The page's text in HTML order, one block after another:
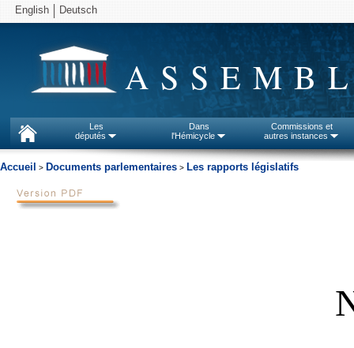
English Deutsch
Les
députés
Dans
l'Hémicycle
Commissions et
autres instances
Accueil > Documents parlementaires > Les rapports législatifs